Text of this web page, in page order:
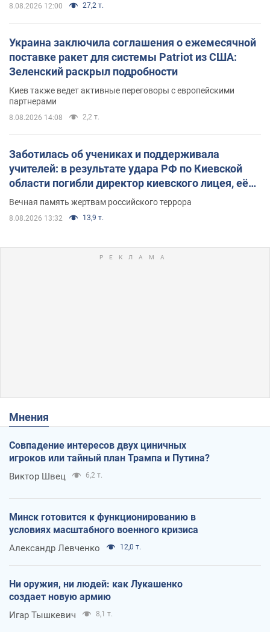
8.08.2026 12:00 27,2 т.
Украина заключила соглашения о ежемесячной
поставке ракет для системы Patriot из США:
Зеленский раскрыл подробности
Киев также ведет активные переговоры с европейскими
партнерами
8.08.2026 14:08 2,2 т.
Заботилась об учениках и поддерживала
учителей: в результате удара РФ по Киевской
области погибли директор киевского лицея, её
муж и внук
Вечная память жертвам российского террора
8.08.2026 13:32 13,9 т.
Мнения
Совпадение интересов двух циничных
игроков или тайный план Трампа и Путина?
Виктор Швец 6,2 т.
Минск готовится к функционированию в
условиях масштабного военного кризиса
Александр Левченко 12,0 т.
Ни оружия, ни людей: как Лукашенко
создает новую армию
Игар Тышкевич 8,1 т.